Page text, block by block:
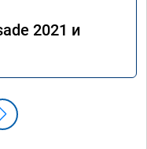
2021 и